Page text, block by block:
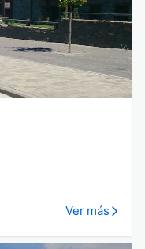
Ver más